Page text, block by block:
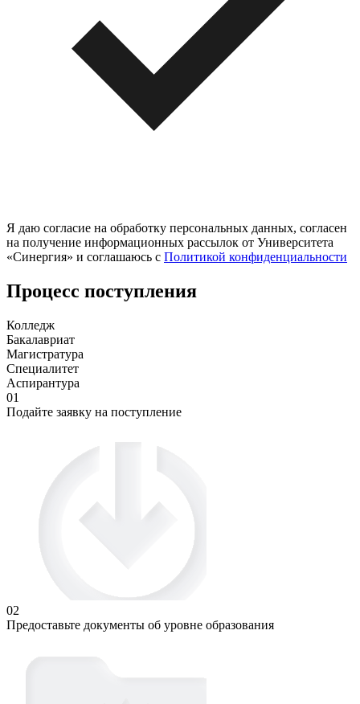
Я даю согласие на обработку персональных данных, согласен
на получение информационных рассылок от Университета
«Синергия» и соглашаюсь c Политикой конфиденциальности
Процесс поступления
Колледж
Бакалавриат
Магистратура
Специалитет
Аспирантура
01
Подайте заявку на поступление
02
Предоставьте документы об уровне образования